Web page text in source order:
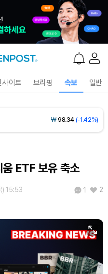
사이트 브리핑 속보 일반
₩1,451(-3.12%)
₩ 98.34 (-1.42%)
움 ETF 보유 축소
) 15:53 1 2